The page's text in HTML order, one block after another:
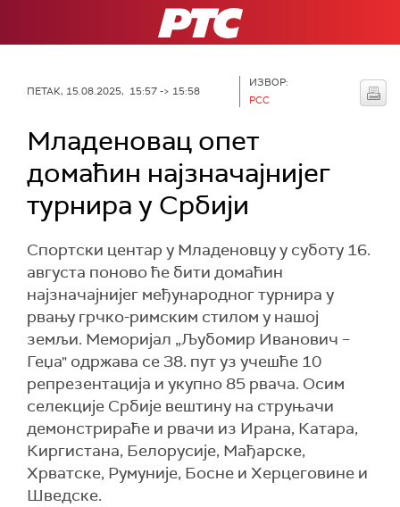
РТС
ПЕТАК, 15.08.2025, 15:57 -> 15:58
ИЗВОР:
РСС
Младеновац опет
домаћин најзначајнијег
турнира у Србији
Спортски центар у Младеновцу у суботу 16.
августа поново ће бити домаћин
најзначајнијег међународног турнира у
рвању грчко-римским стилом у нашој
земљи. Меморијал „Љубомир Иванович –
Геџа" одржава се 38. пут уз учешће 10
репрезентација и укупно 85 рвача. Осим
селекције Србије вештину на струњачи
демонстрираће и рвачи из Ирана, Катара,
Киргистана, Белорусије, Мађарске,
Хрватске, Румуније, Босне и Херцеговине и
Шведске.